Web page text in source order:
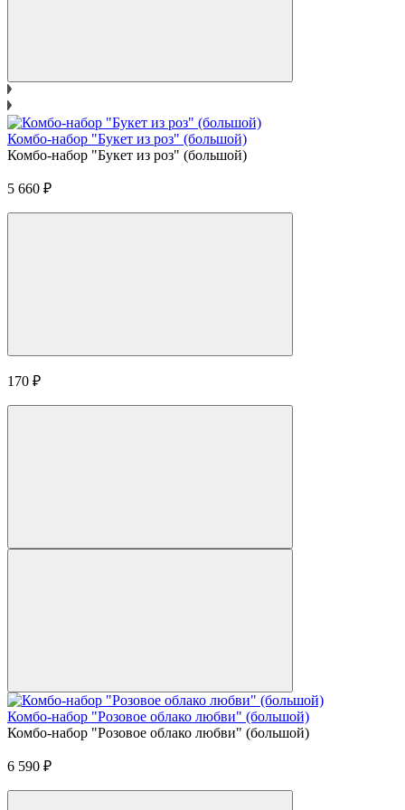
Комбо-набор "Букет из роз" (большой)
Комбо-набор "Букет из роз" (большой)
5 660 ₽
170 ₽
Комбо-набор "Розовое облако любви" (большой)
Комбо-набор "Розовое облако любви" (большой)
6 590 ₽